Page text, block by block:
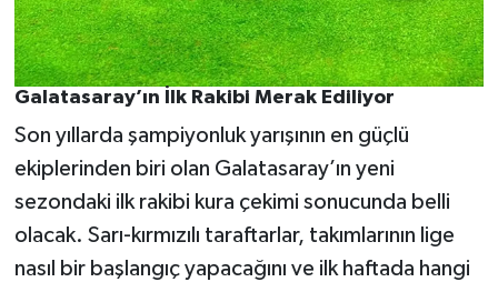
Galatasaray’ın İlk Rakibi Merak Ediliyor
Son yıllarda şampiyonluk yarışının en güçlü
ekiplerinden biri olan Galatasaray’ın yeni
sezondaki ilk rakibi kura çekimi sonucunda belli
olacak. Sarı-kırmızılı taraftarlar, takımlarının lige
nasıl bir başlangıç yapacağını ve ilk haftada hangi